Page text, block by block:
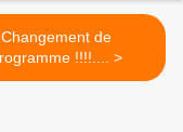
Changement de
programme !!!!.... >